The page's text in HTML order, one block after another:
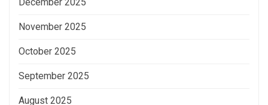
November 2025
October 2025
September 2025
August 2025